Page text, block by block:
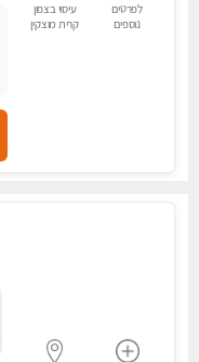
לפרטים
נוספים
עיסוי בצפון
קרית מוצקין